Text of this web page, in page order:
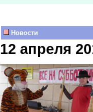
Новости
12 апреля